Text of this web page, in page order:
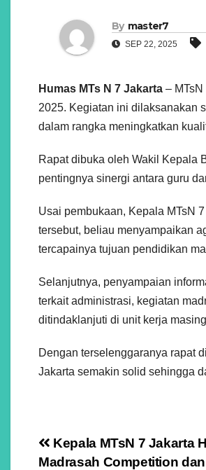
By master7
SEP 22, 2025
Humas MTs N 7 Jakarta –
2025. Kegiatan ini dilaksanakan
dalam rangka meningkatkan
Rapat dibuka oleh Wakil Kepala
pentingnya sinergi antara guru
Usai pembukaan, Kepala MTsN
tersebut, beliau menyampaikan
tercapainya tujuan pendidikan
Selanjutnya, penyampaian
terkait administrasi, kegiatan
ditindaklanjuti di unit kerja
Dengan terselenggaranya rapat
Jakarta semakin solid sehingga
Navigasi
Kepala MTsN 7 Jakarta
Madrasah Competition